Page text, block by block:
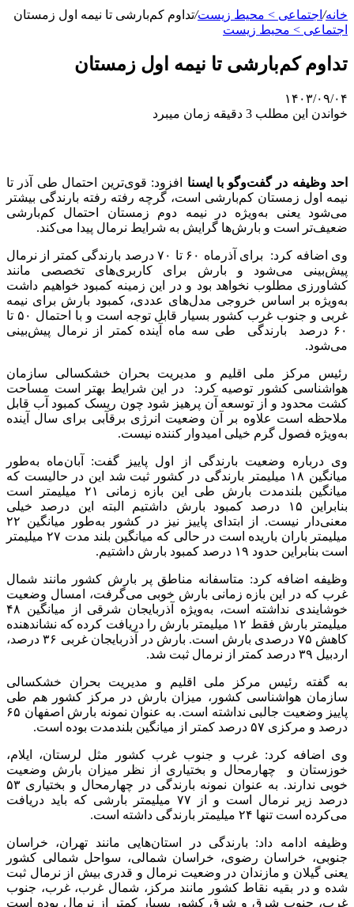
خانه/ اجتماعی > محیط زیست/تداوم کم‌بارشی تا نیمه اول زمستان
اجتماعی > محیط زیست
تداوم کم‌بارشی تا نیمه اول زمستان
۱۴۰۳/۰۹/۰۴
خواندن این مطلب 3 دقیقه زمان میبرد
احد وظیفه در گفت‌وگو با ایسنا افزود: قوی‌ترین احتمال طی آذر تا
نیمه اول زمستان کم‌بارشی است، گرچه رفته رفته بارندگی بیشتر
می‌شود یعنی به‌ویژه در نیمه دوم زمستان احتمال کم‌بارشی
ضعیف‌تر است و بارش‌ها گرایش به شرایط نرمال پیدا می‌کند.
وی اضافه کرد: برای آذرماه ۶۰ تا ۷۰ درصد بارندگی کمتر از نرمال
پیش‌بینی می‌شود و بارش برای کاربری‌های تخصصی مانند
کشاورزی مطلوب نخواهد بود و در این زمینه کمبود خواهیم داشت
به‌ویژه بر اساس خروجی مدل‌های عددی، کمبود بارش برای نیمه
غربی و جنوب غرب کشور بسیار قابل توجه است و با احتمال ۵۰ تا
۶۰ درصد بارندگی طی سه ماه آینده کمتر از نرمال پیش‌بینی
می‌شود.
رئیس مرکز ملی اقلیم و مدیریت بحران خشکسالی سازمان
هواشناسی کشور توصیه کرد: در این شرایط بهتر است مساحت
کشت محدود و از توسعه آن پرهیز شود چون ریسک کمبود آب قابل
ملاحظه است علاوه بر آن وضعیت انرژی برقآبی برای سال آینده
به‌ویژه فصول گرم خیلی امیدوار کننده نیست.
وی درباره وضعیت بارندگی از اول پاییز گفت: آبان‌ماه به‌طور
میانگین ۱۸ میلیمتر بارندگی در کشور ثبت شد این در حالیست که
میانگین بلندمدت بارش طی این بازه زمانی ۲۱ میلیمتر است
بنابراین ۱۵ درصد کمبود بارش داشتیم البته این درصد خیلی
معنی‌دار نیست. از ابتدای پاییز نیز در کشور به‌طور میانگین ۲۲
میلیمتر باران باریده است در حالی که میانگین بلند مدت ۲۷ میلیمتر
است بنابراین حدود ۱۹ درصد کمبود بارش داشتیم.
وظیفه اضافه کرد: متاسفانه مناطق پر بارش کشور مانند شمال
غرب که در این بازه زمانی بارش خوبی می‌گرفت،‌ امسال وضعیت
خوشایندی نداشته است، به‌ویژه آذربایجان شرقی از میانگین ۴۸
میلیمتر بارش فقط ۱۲ میلیمتر بارش را دریافت کرده که نشاندهنده
کاهش ۷۵ درصدی بارش است. بارش در آذربایجان غربی ۳۶ درصد،
اردبیل ۳۹ درصد کمتر از نرمال ثبت شد.
به گفته رئیس مرکز ملی اقلیم و مدیریت بحران خشکسالی
سازمان هواشناسی کشور، میزان بارش در مرکز کشور هم طی
پاییز وضعیت جالبی نداشته است. به عنوان نمونه بارش اصفهان ۶۵
درصد و مرکزی ۵۷ درصد کمتر از میانگین بلندمدت بوده است.
وی اضافه کرد: غرب و جنوب غرب کشور مثل لرستان، ایلام،
خوزستان و چهارمحال و بختیاری از نظر میزان بارش وضعیت
خوبی ندارند. به عنوان نمونه بارندگی در چهارمحال و بختیاری ۵۳
درصد زیر نرمال است و از ۷۷ میلیمتر بارشی که باید دریافت
می‌کرده است تنها ۲۴ میلیمتر بارندگی داشته است.
وظیفه ادامه داد: بارندگی در استان‌هایی مانند تهران، خراسان
جنوبی، خراسان رضوی، خراسان شمالی، سواحل شمالی کشور
یعنی گیلان و مازندان در وضعیت نرمال و قدری بیش از نرمال ثبت
شده و در بقیه نقاط کشور مانند مرکز، شمال غرب، غرب، جنوب
غرب، جنوب شرق و شرق کشور بسیار کمتر از نرمال بوده است